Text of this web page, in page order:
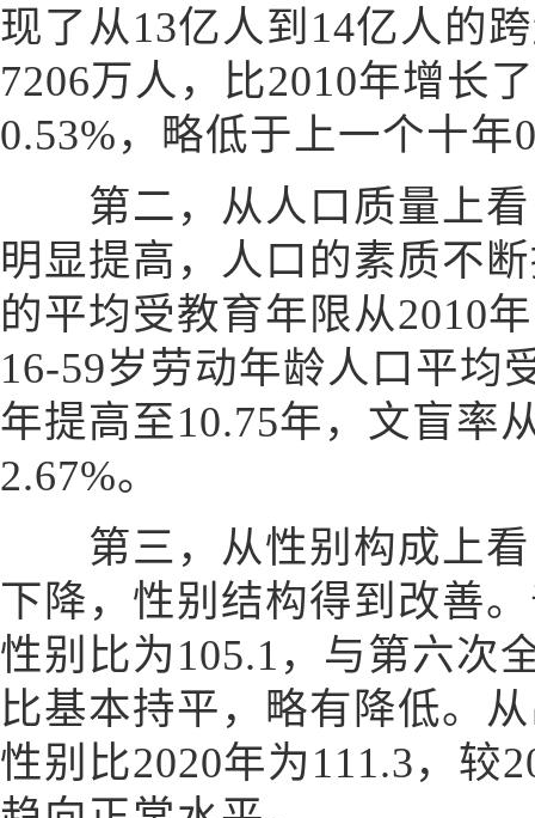
现了从13亿人到14亿人的
7206万人，比2010年增长
0.53%，略低于上一个十年
第二，从人口质量上看
明显提高，人口的素质不
的平均受教育年限从2010
16-59岁劳动年龄人口平均
年提高至10.75年，文盲率
2.67%。
第三，从性别构成上看
下降，性别结构得到改善
性别比为105.1，与第六次
比基本持平，略有降低。
性别比2020年为111.3，较